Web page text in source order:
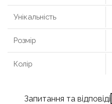
Унікальність
Розмір
Колір
Запитання та відповіді